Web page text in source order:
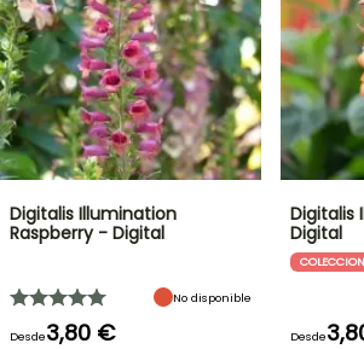
Digitalis Illumination
Raspberry - Digital
No disponible
Desde3,80 €
Digitalis
Digital
Desde